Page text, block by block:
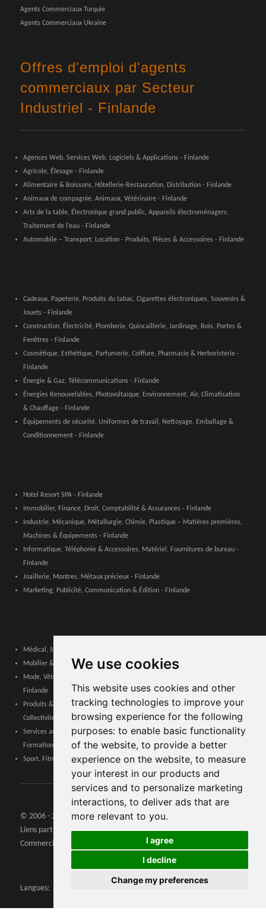
We use cookies
This website uses cookies and other
tracking technologies to improve your
browsing experience for the following
purposes: to enable basic functionality
of the website, to provide a better
experience on the website, to measure
your interest in our products and
services and to personalize marketing
interactions, to deliver ads that are
more relevant to you.
I agree
I decline
Change my preferences
Agents Commerciaux Turquie
Agents Commerciaux Ukraine
Offres d'emploi d'agents
commerciaux par Secteur
Industriel - Finlande
Agences Web, Services Web, Logiciels & Applications - Finlande
Agricole, Élevage - Finlande
Alimentaire & Boissons, Hôtellerie-Restauration, Distribution - Finlande
Animaux de compagnie, Animaux, Vétérinaire - Finlande
Arts de la table, Électronique grand public, Appareils électroménagers,
Traitement de l’eau - Finlande
Automobile – Transport, Location - Produits, Pièces & Accessoires - Finlande
Cadeaux, Papeterie, Produits du tabac, Cigarettes électroniques, Souvenirs &
Jouets - Finlande
Construction, Électricité, Plomberie, Quincaillerie, Jardinage, Bois, Portes &
Fenêtres - Finlande
Cosmétique, Esthétique, Parfumerie, Coiffure, Pharmacie & Herboristerie -
Finlande
Énergie & Gaz, Télécommunications - Finlande
Énergies Renouvelables, Photovoltaïque, Environnement, Air, Climatisation
& Chauffage - Finlande
Équipements de sécurité, Uniformes de travail, Nettoyage, Emballage &
Conditionnement - Finlande
Hotel Resort SPA - Finlande
Immobilier, Finance, Droit, Comptabilité & Assurances - Finlande
Industrie, Mécanique, Métallurgie, Chimie, Plastique – Matières premières,
Machines & Équipements - Finlande
Informatique, Téléphonie & Accessoires, Matériel, Fournitures de bureau -
Finlande
Joaillerie, Montres, Métaux précieux - Finlande
Marketing, Publicité, Communication & Édition - Finlande
Médical, Sanitaire, Dentaire & Pharmaceutique - Finlande
Mobilier & Décoration, Art & Artisanat, Textile, Éclairage - Finlande
Mode, Vêtements, Accessoires de Mode, Chaussures & Maroquinerie -
Finlande
Produits & Services pour les Communautés, Administrations Publiques &
Collectivités Locales - Finlande
Services aux entreprises, Logistique, Sécurité au travail, Certifications,
Formation - Finlande
Sport, Fitness, Loisir – Produits, Matériaux & Équipements - Finlande
© 2006 - 2026 Agents24 - N. TVA: IT03479460739
Liens partenaires:Agents24.com| QuiVenditori.com -Agenti di
Commercio
Langues: